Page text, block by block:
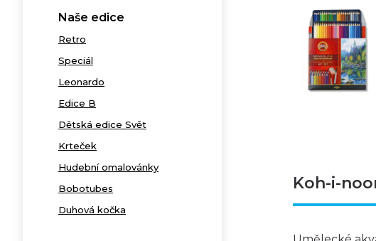
Naše edice
Retro
Speciál
Leonardo
Edice B
Dětská edice Svět
Krteček
Hudební omalovánky
Bobotubes
Duhová kočka
Koh-i-